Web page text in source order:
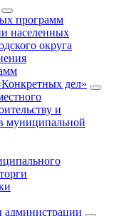
программ
населенных
округа
дел»
и
муниципальной
администрации